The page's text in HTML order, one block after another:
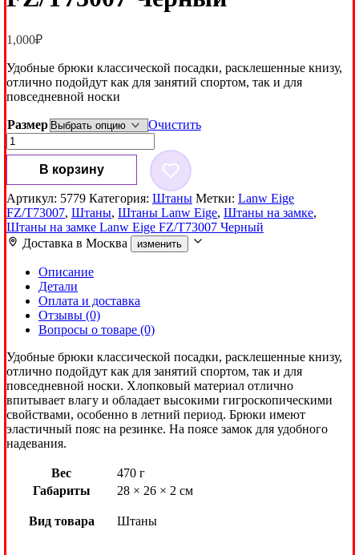
1,000₽
Удобные брюки классической посадки, расклешенные книзу,
отлично подойдут как для занятий спортом, так и для
повседневной носки
Размер
Очистить
Количество
товара
Штаны
на
замке
Lanw
Eige
FZ/T73007
Черный
В корзину
Артикул: 5779 Категория: Штаны Метки: Lanw Eige
FZ/T73007, Штаны, Штаны Lanw Eige, Штаны на замке,
Штаны на замке Lanw Eige FZ/T73007 Черный
Доставка в Москва изменить
Описание
Детали
Оплата и доставка
Отзывы (0)
Вопросы о товаре (0)
Удобные брюки классической посадки, расклешенные книзу,
отлично подойдут как для занятий спортом, так и для
повседневной носки. Хлопковый материал отлично
впитывает влагу и обладает высокими гигроскопическими
свойствами, особенно в летний период. Брюки имеют
эластичный пояс на резинке. На поясе замок для удобного
надевания.
Вес
470 г
Габариты
28 × 26 × 2 см
Вид товара Штаны